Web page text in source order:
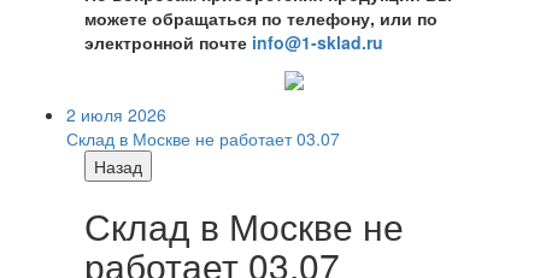
можете обращаться по телефону, или по
электронной почте info@1-sklad.ru
2 июля 2026
Склад в Москве не работает 03.07
Назад
Склад в Москве не
работает 03.07